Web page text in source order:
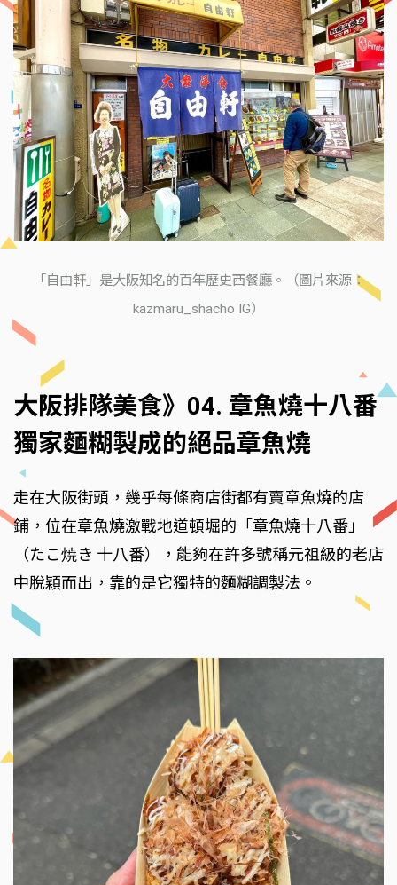
「自由軒」是大阪知名的百年歷史西餐廳。（圖片來源：
kazmaru_shacho IG）
大阪排隊美食》04. 章魚燒十八番
獨家麵糊製成的絕品章魚燒
走在大阪街頭，幾乎每條商店街都有賣章魚燒的店
鋪，位在章魚燒激戰地道頓堀的「章魚燒十八番」
（たこ焼き 十八番），能夠在許多號稱元祖級的老店
中脫穎而出，靠的是它獨特的麵糊調製法。